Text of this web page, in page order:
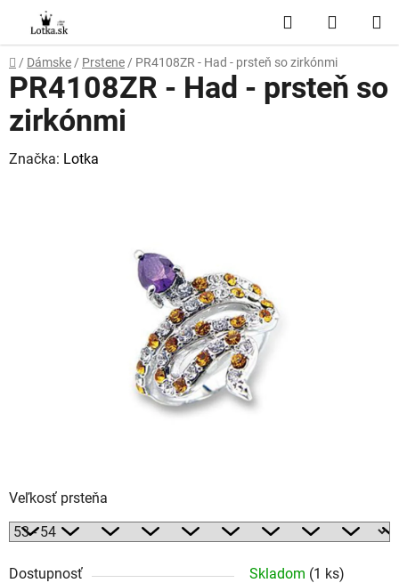
obsah
Hľadať
KOŠÍK
Domov
/ Dámske / Prstene / PR4108ZR - Had - prsteň so zirkónmi
Veľkosť prsteňa
Dostupnosť Skladom (1 ks)
PR4108ZR - Had - prsteň so
zirkónmi
Značka: Lotka